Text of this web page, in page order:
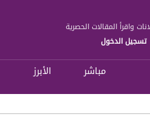
واقرأ المقالات الحصرية
تسجيل الدخول
مباشر الأبرز